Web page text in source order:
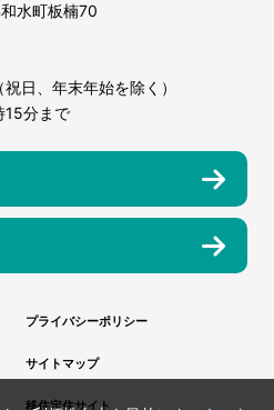
水町板楠70
日、年末年始を除く）
15分まで
プライバシーポリシー
サイトマップ
移住定住サイト